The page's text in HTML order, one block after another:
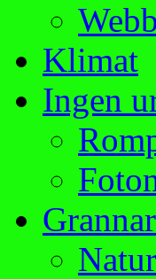
Webb
Klimat
Ingen
Grannar